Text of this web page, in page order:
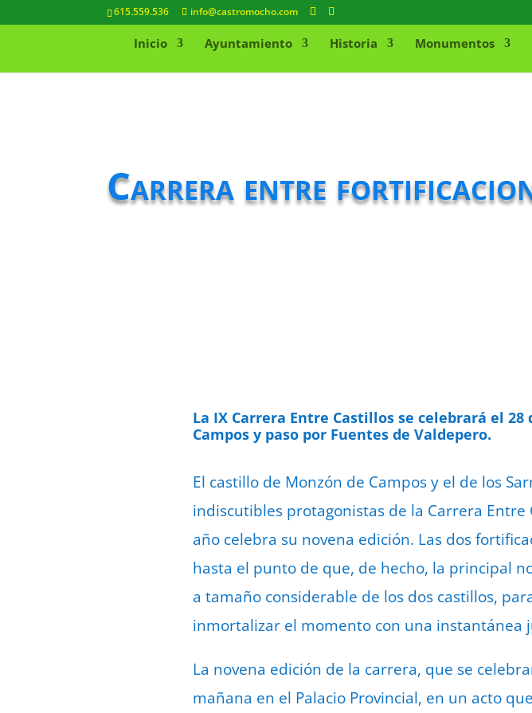
615.559.536 info@castromocho.com
Inicio Ayuntamiento Historia Monumentos
Carrera entre
La IX Carrera Entre Castillos se celebrará el
Campos y paso por Fuentes de Valdepero.
El castillo de Monzón de Campos y el de los
indiscutibles protagonistas de la Carrera
año celebra su novena edición. Las dos
hasta el punto de que, de hecho, la principal
a tamaño considerable de los dos castillos,
inmortalizar el momento con una instantánea
La novena edición de la carrera, que se
mañana en el Palacio Provincial, en un acto